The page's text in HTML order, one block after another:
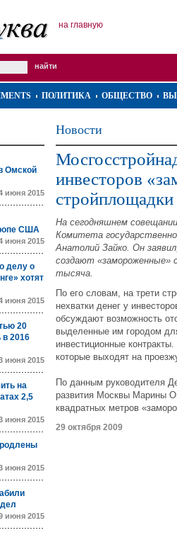
на главную
ПОЛИТИКА ОБЩЕСТВО
Омской
июня 2015
США
июня 2015
делу о
хотят
июня 2015
20
в 2016
июня 2015
на
2,5
июня 2015
июня 2015
июня 2015
Новости
инвесторов
стройплощадки
На сегодняшнем
Комитета
Анатолий Зайко. Он
создают «замороженные»
тысяча.
По его словам, на трети
нехватки денег у
обсуждают возможность
выделенные им городом
инвестиционные
которые выходят на
По данным руководителя
развития Москвы Марины
квадратных метров
29 октября 2009